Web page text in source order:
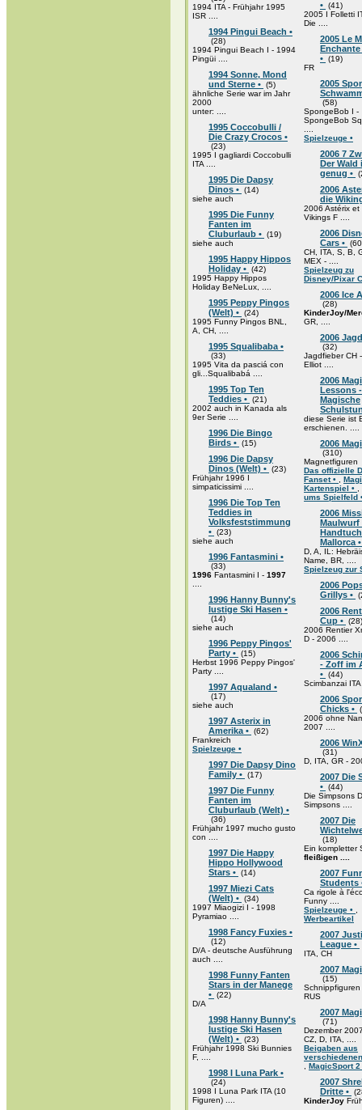
1994 ITA - Frühjahr 1995
ISR ....
1994 Pingui Beach •
(28)
1994 Pingui Beach I - 1994
Pingüi ....
1994 Sonne, Mond
und Sterne • (5)
ähnliche Serie war im Jahr
2000
unter: ....
1995 Coccobulli /
Die Crazy Crocos •
(23)
1995 I gagliardi Coccobulli
ITA ....
1995 Die Dapsy
Dinos • (14)
siehe auch
1995 Die Funny
Fanten im
Cluburlaub • (19)
siehe auch
1995 Happy Hippos
Holiday • (42)
1995 Happy Hippos
Holiday BeNeLux, ....
1995 Peppy Pingos
(Welt) • (24)
1995 Funny Pingos BNL,
A, CH, ....
1995 Squalibaba •
(33)
1995 Vita da pasciá con
gli...Squalibabá ....
1995 Top Ten
Teddies • (21)
2002 auch in Kanada als
9er Serie ....
1996 Die Bingo
Birds • (15)
1996 Die Dapsy
Dinos (Welt) • (23)
Frühjahr 1996 I
simpaticissimi ....
1996 Die Top Ten
Teddies in
Volksfeststimmung
• (23)
siehe auch
1996 Fantasmini •
(33)
1996 Fantasmini I - 1997
1996 Hanny Bunny's
lustige Ski Hasen •
(14)
siehe auch
1996 Peppy Pingos'
Party • (15)
Herbst 1996 Peppy Pingos'
Party ....
1997 Aqualand •
(17)
siehe auch
1997 Asterix in
Amerika • (62)
Frankreich
Spielzeuge •
1997 Die Dapsy Dino
Family • (17)
1997 Die Funny
Fanten im
Cluburlaub (Welt) •
(36)
Frühjahr 1997 mucho gusto
con ....
1997 Die Happy
Hippo Hollywood
Stars • (14)
1997 Miezi Cats
(Welt) • (34)
1997 Miaogizi I - 1998
Pyramiao ....
1998 Fancy Fuxies •
(12)
D/A - deutsche Ausführung
auch ....
1998 Funny Fanten
Stars in der Manege
• (22)
D/A
1998 Hanny Bunny's
lustige Ski Hasen
(Welt) • (23)
Frühjahr 1998 Ski Bunnies
F, ....
1998 I Luna Park •
(24)
1998 I Luna Park ITA (10
Figuren) ....
• (41)
2005 I Folletti
Die ....
2005 Le
• (19)
FR
2005
(58)
SpongeBob I -
SpongeBob
Spielzeuge •
2006 7
Der Wald
genug •
2006
die
2006 Astérix et
Vikings F ....
2006
Cars •
CH, ITA, S, B,
MEX - ....
Spielzeug zu
Disney/Pixar
2006 Ice
(28)
KinderJoy/
GR, ....
2006
(32)
Jagdfieber CH
Elliot ....
2006
Lessons -
Magische
diese Serie ist
erschienen. ....
2006
(310)
Magnetfiguren
Das offizielle
Fanset •
Kartenspiel •
ums Spielfeld
2006
Maulwurf
Mallorca
D, A, IL:
Name, BR, ....
Spielzeug zur
2006
Grillys •
2006
Cup • (28)
2006 Rentier
D - 2006 ....
2006
- Zoff im
• (44)
Scimbanzai ITA
2006
Chicks •
2006 ohne
2007 ....
2006
(31)
D, ITA, GR -
2007 Die
• (44)
Die Simpsons
Simpsons ....
2007 Die
(18)
Ein kompletter
fleißigen ....
2007
Students
Ca rigole à
Funny ....
Spielzeuge •
Werbeartikel
2007
League •
ITA, CH
2007
(15)
Schnippfiguren
RUS
2007
(71)
Dezember
CZ, D, ITA, ....
Beigaben aus
MagicSport 2
2007
Dritte •
KinderJoy